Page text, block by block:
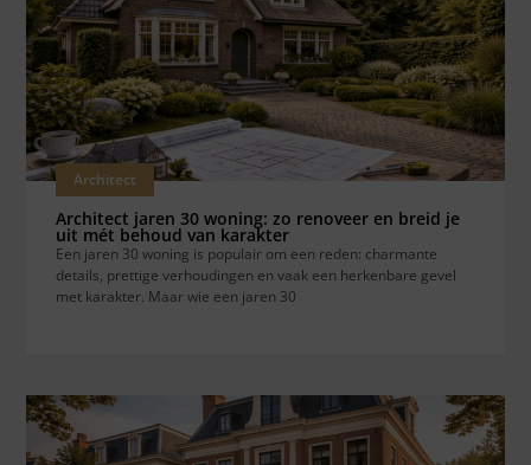
Architect
Architect jaren 30 woning: zo renoveer en breid je
uit mét behoud van karakter
Een jaren 30 woning is populair om een reden: charmante
details, prettige verhoudingen en vaak een herkenbare gevel
met karakter. Maar wie een jaren 30